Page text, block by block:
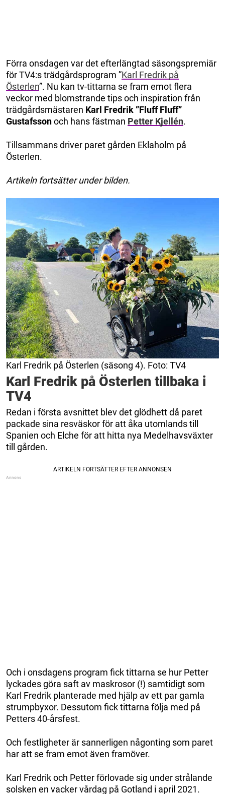
Förra onsdagen var det efterlängtad säsongspremiär
för TV4:s trädgårdsprogram ”Karl Fredrik på
Österlen”. Nu kan tv-tittarna se fram emot flera
veckor med blomstrande tips och inspiration från
trädgårdsmästaren Karl Fredrik ”Fluff Fluff”
Gustafssonoch hans fästman Petter Kjellén.
Tillsammans driver paret gården Eklaholm på
Österlen.
Artikeln fortsätter under bilden.
Karl Fredrik på Österlen (säsong 4). Foto: TV4
Karl Fredrik på Österlen tillbaka i
TV4
Redan i första avsnittet blev det glödhett då paret
packade sina resväskor för att åka utomlands till
Spanien och Elche för att hitta nya Medelhavsväxter
till gården.
Och i onsdagens program fick tittarna se hur Petter
lyckades göra saft av maskrosor (!) samtidigt som
Karl Fredrik planterade med hjälp av ett par gamla
strumpbyxor. Dessutom fick tittarna följa med på
Petters 40-årsfest.
Och festligheter är sannerligen någonting som paret
har att se fram emot även framöver.
Karl Fredrik och Petter förlovade sig under strålande
solsken en vacker vårdag på Gotland i april 2021.